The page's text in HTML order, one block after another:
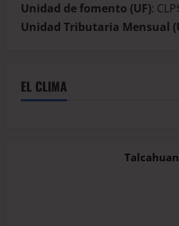
Unidad de fomento (UF):
Unidad Tributaria Mensual
EL CLIMA